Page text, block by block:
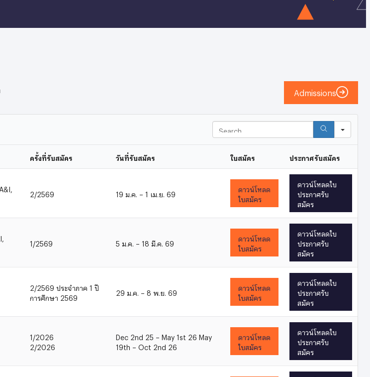
Admissions
ครั้งที่รับสมัคร วันที่รับสมัคร ใบสมัคร ประกาศรับสมัคร
2/2569 19 ม.ค. – 1 เม.ย. 69
ดาวน์โหลด
ใบสมัคร
ดาวน์โหลดใบ
ประกาศรับ
สมัคร
1/2569 5 ม.ค. – 18 มี.ค. 69
ดาวน์โหลด
ใบสมัคร
ดาวน์โหลดใบ
ประกาศรับ
สมัคร
2/2569 ประจำภาค 1 ปี
การศึกษา 2569
29 ม.ค. – 8 พ.ย. 69
ดาวน์โหลด
ใบสมัคร
ดาวน์โหลดใบ
ประกาศรับ
สมัคร
1/2026
2/2026
Dec 2nd 25 – May 1st 26 May
19th – Oct 2nd 26
ดาวน์โหลด
ใบสมัคร
ดาวน์โหลดใบ
ประกาศรับ
สมัคร